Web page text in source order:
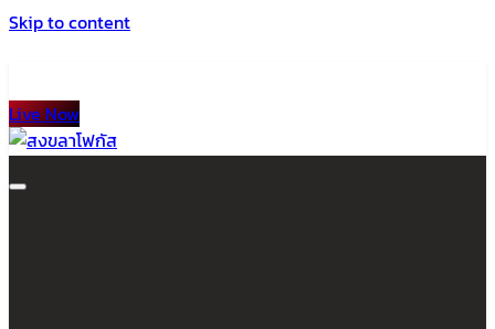
Skip to content
Live Now
สงขลาโฟกัส
ติดตามข่าวสาร ภาคใต้ หาดใหญ่และสงขลา จากสำนักข่าวโฟกัส